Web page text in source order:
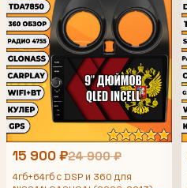
15 900 ₽24 900 ₽
4гб+64гб с DSP и 360 для